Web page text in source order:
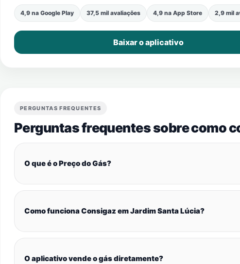
4,9 na Google Play 37,5 mil avaliações 4,9 na App Store 2,9 mil
Baixar o aplicativo
PERGUNTAS FREQUENTES
Perguntas frequentes sobre como
O que é o Preço do Gás?
Como funciona Consigaz em Jardim Santa Lúcia?
O aplicativo vende o gás diretamente?